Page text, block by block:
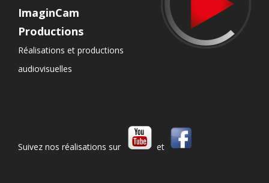
ImaginCam
Productions
Réalisations et productions
audiovisuelles
Suivez nos réalisations sur et